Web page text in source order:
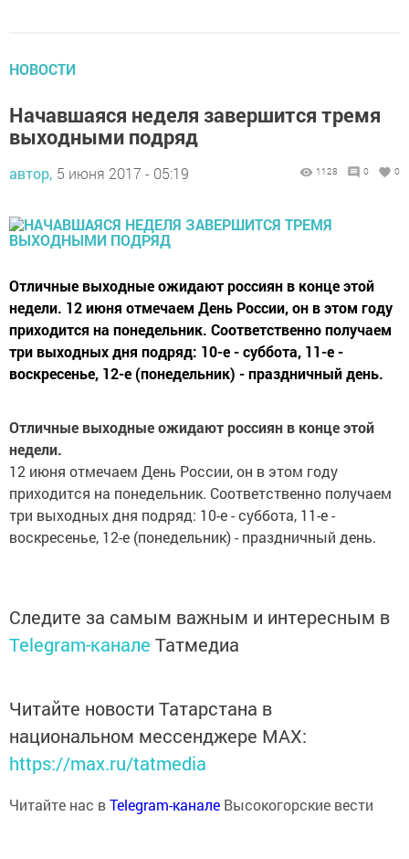
НОВОСТИ
Начавшаяся неделя завершится тремя
выходными подряд
автор, 5 июня 2017 - 05:19 1128 0 0
Отличные выходные ожидают россиян в конце этой
недели. 12 июня отмечаем День России, он в этом году
приходится на понедельник. Соответственно получаем
три выходных дня подряд: 10-е - суббота, 11-е -
воскресенье, 12-е (понедельник) - праздничный день.
Отличные выходные ожидают россиян в конце этой
недели.
12 июня отмечаем День России, он в этом году
приходится на понедельник. Соответственно получаем
три выходных дня подряд: 10-е - суббота, 11-е -
воскресенье, 12-е (понедельник) - праздничный день.
Следите за самым важным и интересным в
Telegram-канале Татмедиа
Читайте новости Татарстана в
национальном мессенджере MАХ:
https://max.ru/tatmedia
Читайте нас вTelegram-канале Высокогорские вести